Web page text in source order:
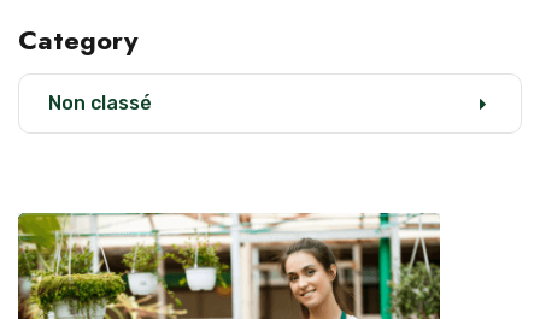
Category
Non classé